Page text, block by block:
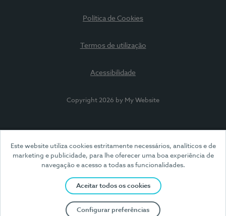
Este website utiliza cookies estritamente necessários, analíticos e de
marketing e publicidade, para lhe oferecer uma boa experiência de
navegação e acesso a todas as funcionalidades.
Aceitar todos os cookies
Configurar preferências
Política de Cookies
Termos de utilização
Acessibilidade
Copyright 2026 by My Website